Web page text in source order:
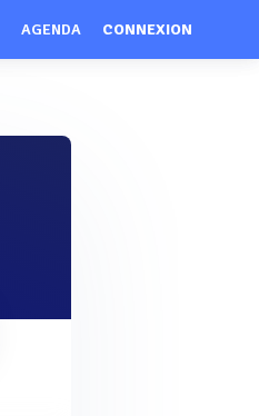
AGENDA CONNEXION